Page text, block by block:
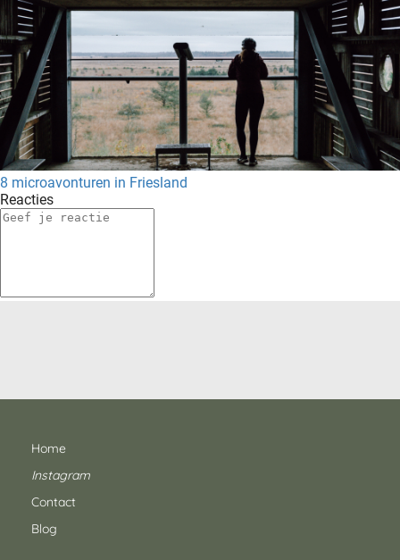
8 microavonturen in Friesland
Reacties
Home
Instagram
Contact
Blog